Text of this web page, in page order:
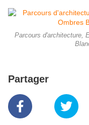
Parcours d'architecture,
Partager